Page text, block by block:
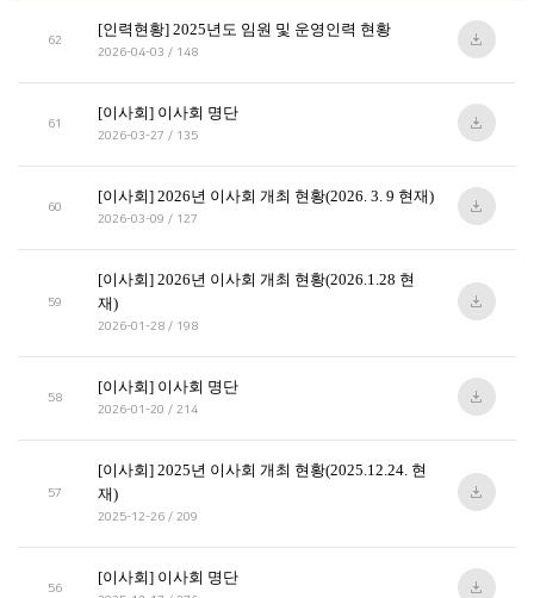
62
[인력현황] 2025년도 임원 및 운영인력 현황
2026-04-03 / 148
61
[이사회] 이사회 명단
2026-03-27 / 135
60
[이사회] 2026년 이사회 개최 현황(2026. 3. 9 현재)
2026-03-09 / 127
59
[이사회] 2026년 이사회 개최 현황(2026.1.28 현
재)
2026-01-28 / 198
58
[이사회] 이사회 명단
2026-01-20 / 214
57
[이사회] 2025년 이사회 개최 현황(2025.12.24. 현
재)
2025-12-26 / 209
56
[이사회] 이사회 명단